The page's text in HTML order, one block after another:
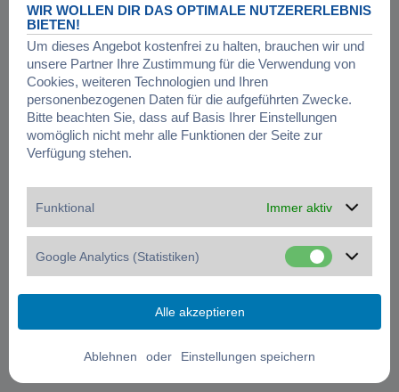
WIR WOLLEN DIR DAS OPTIMALE NUTZERERLEBNIS
BIETEN!
Um dieses Angebot kostenfrei zu halten, brauchen wir und
unsere Partner Ihre Zustimmung für die Verwendung von
Cookies, weiteren Technologien und Ihren
personenbezogenen Daten für die aufgeführten Zwecke.
Bitte beachten Sie, dass auf Basis Ihrer Einstellungen
womöglich nicht mehr alle Funktionen der Seite zur
Verfügung stehen.
Funktional Immer aktiv
Google Analytics (Statistiken)
oder